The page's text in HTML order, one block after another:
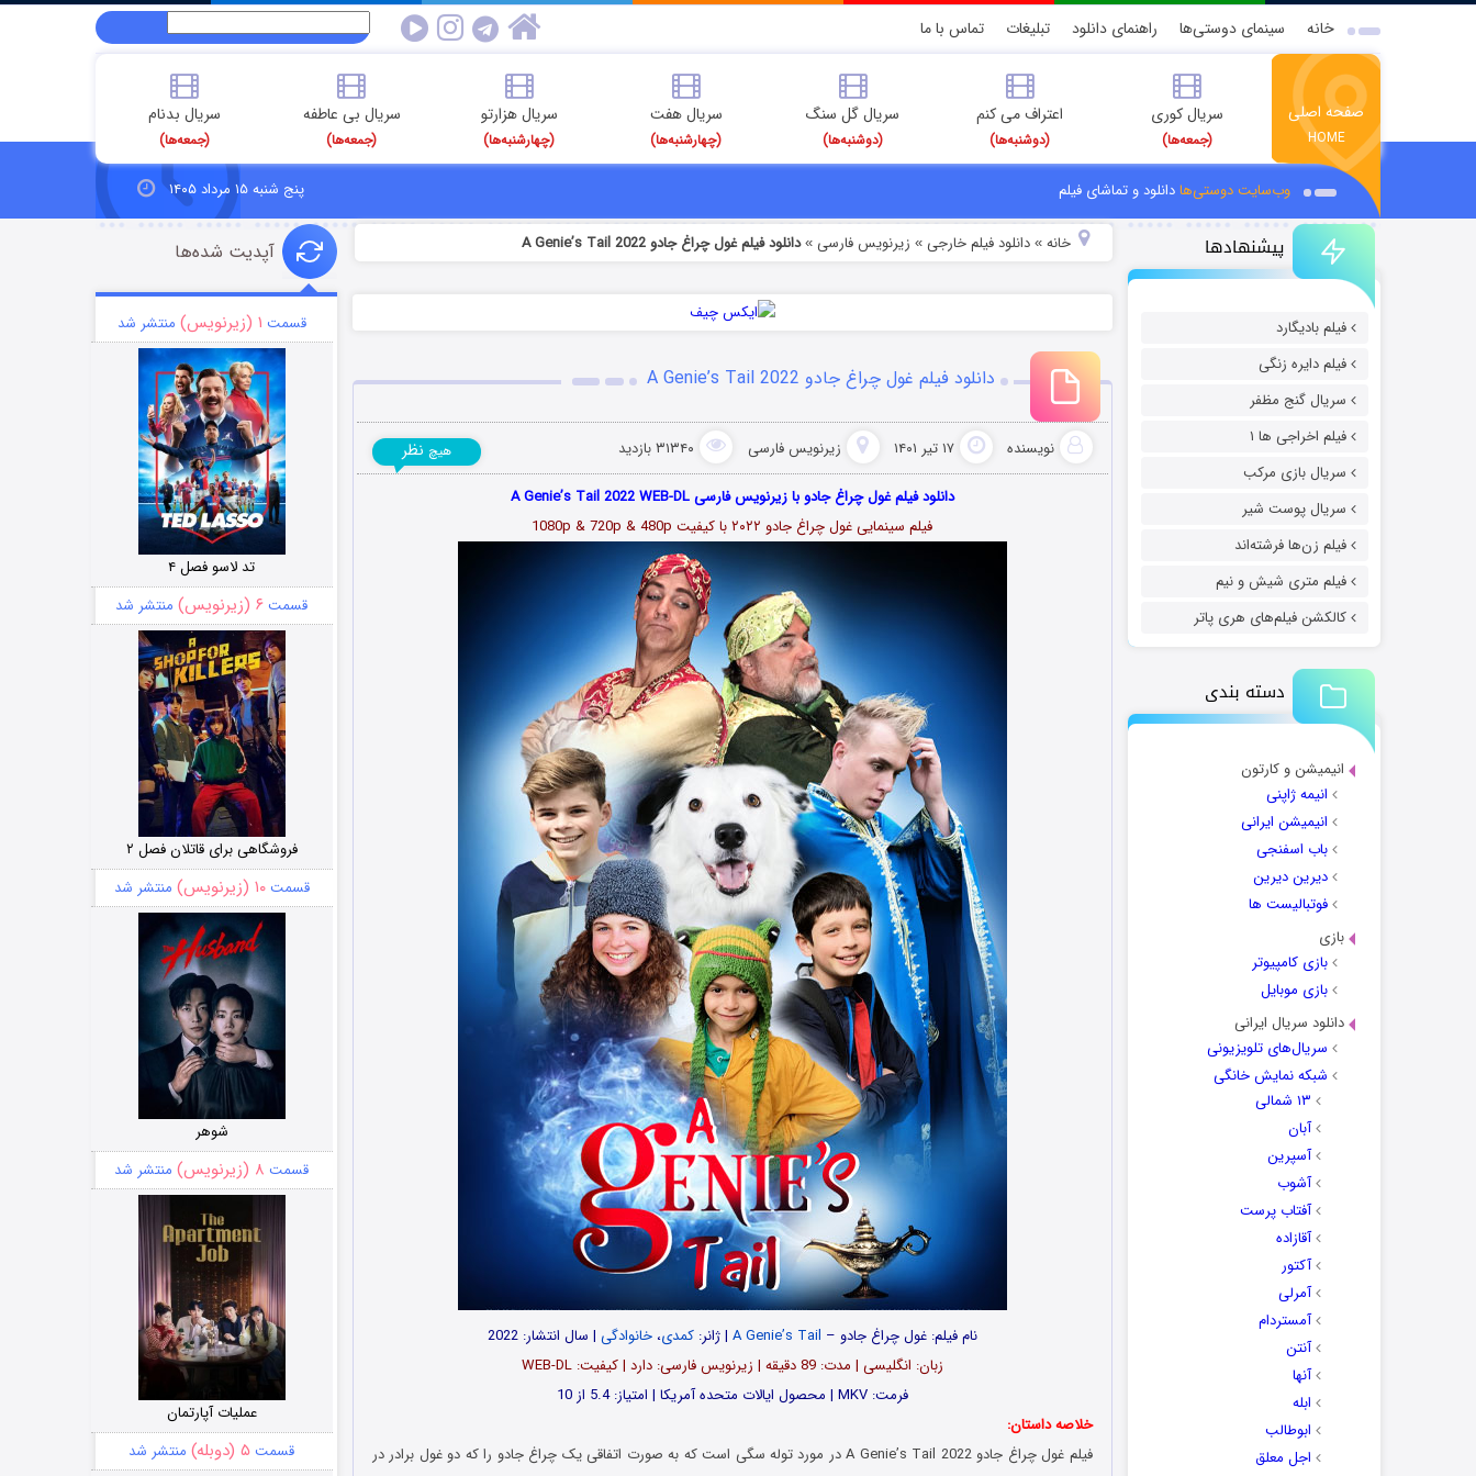
خانه سینمای دوستی‌ها راهنمای دانلود تبلیغات تماس با ما
صفحه اصلی
HOME
سریال کوری
(جمعه‌ها)
اعتراف می کنم
(دوشنبه‌ها)
سریال گل سنگ
(دوشنبه‌ها)
سریال هفت
(چهارشنبه‌ها)
سریال هزارتو
(چهارشنبه‌ها)
سریال بی عاطفه
(جمعه‌ها)
سریال بدنام
(جمعه‌ها)
وب‌سایت دوستی‌هادانلود و تماشای فیلم پنج شنبه ۱۵ مرداد ۱۴۰۵
پیشنهادها
فیلم بادیگارد
فیلم دایره زنگی
سریال گنج مظفر
فیلم اخراجی ها ۱
سریال بازی مرکب
سریال پوست شیر
فیلم زن‌ها فرشته‌اند
فیلم متری شیش و نیم
کالکشن فیلم‌های هری پاتر
دسته بندی
انیمیشن و کارتون
انیمه ژاپنی
انیمیشن ایرانی
باب اسفنجی
دیرین دیرین
فوتبالیست ها
بازی
بازی کامپیوتر
بازی موبایل
دانلود سریال ایرانی
سریال‌های تلویزیونی
شبکه نمایش خانگی
۱۳ شمالی
آبان
آسپرین
آشوب
آفتاب پرست
آقازاده
آکتور
آمرلی
آمستردام
آنتن
آنها
ابله
ابوطالب
اجل معلق
خانه» دانلود فیلم خارجی » زیرنویس فارسی »دانلود فیلم غول چراغ جادو A Genie’s Tail 2022
دانلود فیلم غول چراغ جادو A Genie’s Tail 2022
نویسنده ۱۷ تیر ۱۴۰۱ زیرنویس فارسی ۳۱۳۴۰ بازدید هیچ نظر
دانلود فیلم غول چراغ جادو با زیرنویس فارسی A Genie’s Tail 2022 WEB-DL
فیلم سینمایی غول چراغ جادو ۲۰۲۲ با کیفیت 1080p & 720p & 480p
نام فیلم: غول چراغ جادو – A Genie’s Tail | ژانر:کمدی،خانوادگی | سال انتشار: 2022
زبان: انگلیسی | مدت‌: 89 دقیقه | زیرنویس فارسی: دارد | کیفیت: WEB-DL
فرمت: MKV | محصول ایالات متحده آمریکا | امتیاز: 5.4 از 10
خلاصه داستان:
فیلم غول چراغ جادو A Genie’s Tail 2022 در مورد توله سگی است که به صورت اتفاقی یک چراغ جادو را که دو غول برادر در
آپدیت شده‌ها
قسمت ۱ (زیرنویس) منتشر شد
تد لاسو فصل ۴
قسمت ۶ (زیرنویس) منتشر شد
فروشگاهی برای قاتلان فصل ۲
قسمت۱۰ (زیرنویس) منتشر شد
شوهر
قسمت ۸ (زیرنویس) منتشر شد
عملیات آپارتمان
قسمت ۵ (دوبله) منتشر شد